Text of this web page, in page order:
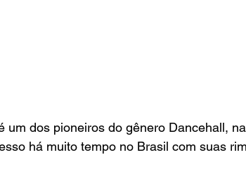
um dos pioneiros do gênero Dancehall,
há muito tempo no Brasil com suas